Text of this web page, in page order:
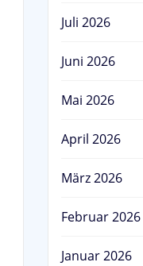
Juli 2026
Juni 2026
Mai 2026
April 2026
März 2026
Februar 2026
Januar 2026